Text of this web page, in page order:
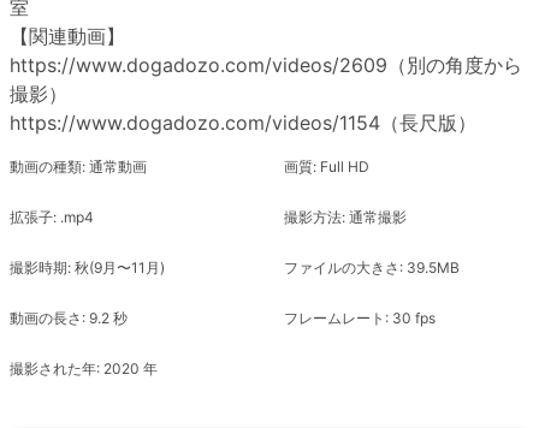
室
【関連動画】
https://www.dogadozo.com/videos/2609（別の角度から
撮影）
https://www.dogadozo.com/videos/1154（長尺版）
動画の種類: 通常動画 画質: Full HD
拡張子: .mp4 撮影方法: 通常撮影
撮影時期: 秋(9月〜11月) ファイルの大きさ: 39.5MB
動画の長さ: 9.2 秒 フレームレート: 30 fps
撮影された年: 2020 年